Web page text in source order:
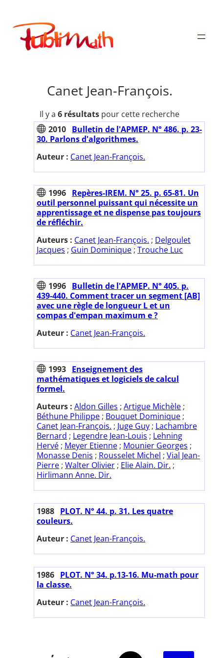
contenu
Publimath
Canet Jean-François.
Il y a 6 résultats pour cette recherche
2010 Bulletin de l'APMEP. N° 486. p. 23-
30. Parlons d'algorithmes.
Auteur : Canet Jean-François.
1996 Repères-IREM. N° 25. p. 65-81. Un
outil personnel puissant qui nécessite un
apprentissage et ne dispense pas toujours
de réfléchir.
Auteurs : Canet Jean-François. ; Delgoulet
Jacques ; Guin Dominique ; Trouche Luc
1996 Bulletin de l'APMEP. N° 405. p.
439-440. Comment tracer un segment [AB]
avec une règle de longueur L et un
compas d'empan maximum e ?
Auteur : Canet Jean-François.
1993 Enseignement des
mathématiques et logiciels de calcul
formel.
Auteurs : Aldon Gilles ; Artigue Michèle ;
Béthune Philippe ; Bouquet Dominique ;
Canet Jean-François. ; Juge Guy ; Lachambre
Bernard ; Legendre Jean-Louis ; Lehning
Hervé ; Meyer Etienne ; Mounier Georges ;
Monasse Denis ; Rousselet Michel ; Vial Jean-
Pierre ; Walter Olivier ; Elie Alain. Dir. ;
Hirlimann Anne. Dir.
1988 PLOT. N° 44. p. 31. Les quatre
couleurs.
Auteur : Canet Jean-François.
1986 PLOT. N° 34. p.13-16. Mu-math pour
la classe.
Auteur : Canet Jean-François.